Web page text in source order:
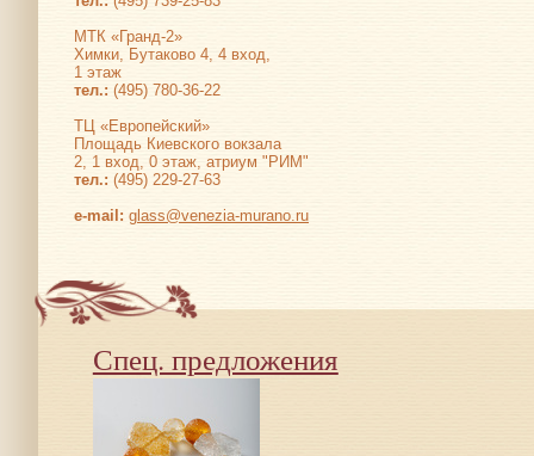
МТК «Гранд-2»
Химки, Бутаково 4, 4 вход,
1 этаж
тел.: (495) 780-36-22
ТЦ «Европейский»
Площадь Киевского вокзала
2, 1 вход, 0 этаж, атриум "РИМ"
тел.: (495) 229-27-63
е-mail: glass@venezia-murano.ru
Спец. предложения